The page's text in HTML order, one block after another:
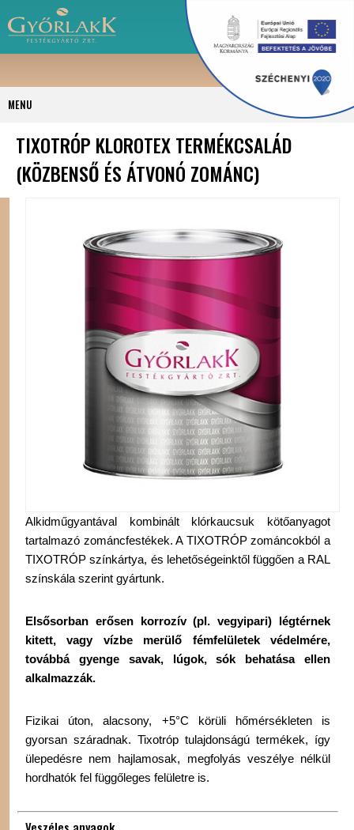
MENU
TIXOTRÓP KLOROTEX TERMÉKCSALÁD
(KÖZBENSŐ ÉS ÁTVONÓ ZOMÁNC)
Alkidműgyantával kombinált klórkaucsuk kötőanyagot
tartalmazó zománcfestékek. A TIXOTRÓP zománcokból a
TIXOTRÓP színkártya, és lehetőségeinktől függően a RAL
színskála szerint gyártunk.
Elsősorban erősen korrozív (pl. vegyipari) légtérnek
kitett, vagy vízbe merülő fémfelületek védelmére,
továbbá gyenge savak, lúgok, sók behatása ellen
alkalmazzák.
Fizikai úton, alacsony, +5°C körüli hőmérsékleten is
gyorsan száradnak. Tixotróp tulajdonságú termékek, így
ülepedésre nem hajlamosak, megfolyás veszélye nélkül
hordhatók fel függőleges felületre is.
Veszéles anyagok